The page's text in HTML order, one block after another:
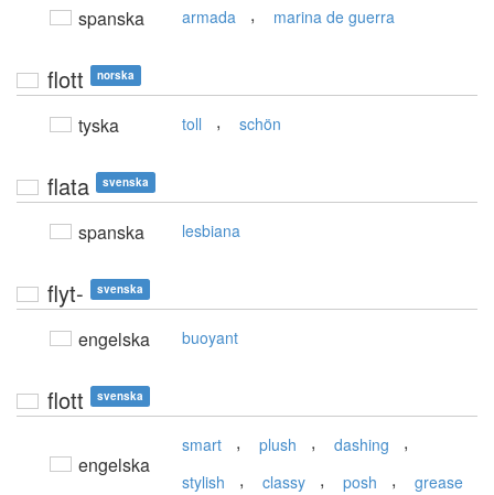
spanska armada , marina de guerra
flott norska
tyska toll , schön
flata svenska
spanska lesbiana
flyt- svenska
engelska buoyant
flott svenska
engelska
smart , plush , dashing ,
stylish , classy , posh , grease